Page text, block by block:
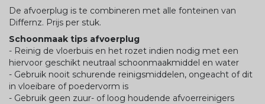
De afvoerplug is te combineren met alle fonteinen van
Differnz. Prijs per stuk.
Schoonmaak tips afvoerplug
- Reinig de vloerbuis en het rozet indien nodig met een
hiervoor geschikt neutraal schoonmaakmiddel en water
- Gebruik nooit schurende reinigsmiddelen, ongeacht of dit
in vloeibare of poedervorm is
- Gebruik geen zuur- of loog houdende afvoerreinigers